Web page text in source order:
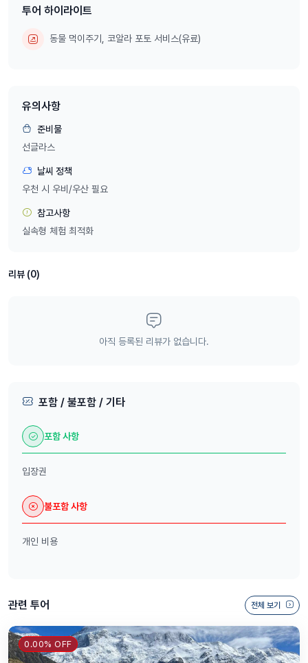
투어 하이라이트
동물 먹이주기, 코알라 포토 서비스(유료)
유의사항
준비물
선글라스
날씨 정책
우천 시 우비/우산 필요
참고사항
실속형 체험 최적화
리뷰 (0)
아직 등록된 리뷰가 없습니다.
포함 / 불포함 / 기타
포함 사항
입장권
불포함 사항
개인 비용
관련 투어 전체 보기
0.00% OFF